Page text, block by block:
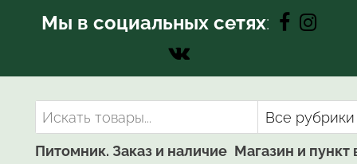
Мы в социальных сетях:
Питомник. Заказ и наличие Магазин и пункт